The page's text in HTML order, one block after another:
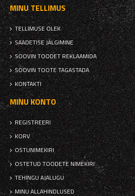
MINU TELLIMUS
TELLIMUSE OLEK
SAADETISE JÄLGIMINE
SOOVIN TOODET REKLAAMIDA
SOOVIN TOOTE TAGASTADA
KONTAKTI
MINU KONTO
REGISTREERI
KORV
OSTUNIMEKIRI
OSTETUD TOODETE NIMEKIRI
TEHINGU AJALUGU
MINU ALLAHINDLUSED